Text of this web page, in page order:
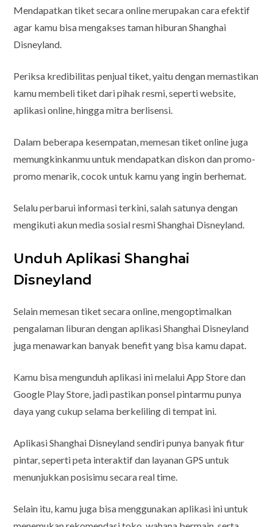
Mendapatkan tiket secara online merupakan cara efektif
agar kamu bisa mengakses taman hiburan Shanghai
Disneyland.
Periksa kredibilitas penjual tiket, yaitu dengan memastikan
kamu membeli tiket dari pihak resmi, seperti website,
aplikasi online, hingga mitra berlisensi.
Dalam beberapa kesempatan, memesan tiket online juga
memungkinkanmu untuk mendapatkan diskon dan promo-
promo menarik, cocok untuk kamu yang ingin berhemat.
Selalu perbarui informasi terkini, salah satunya dengan
mengikuti akun media sosial resmi Shanghai Disneyland.
Unduh Aplikasi Shanghai
Disneyland
Selain memesan tiket secara online, mengoptimalkan
pengalaman liburan dengan aplikasi Shanghai Disneyland
juga menawarkan banyak benefit yang bisa kamu dapat.
Kamu bisa mengunduh aplikasi ini melalui App Store dan
Google Play Store, jadi pastikan ponsel pintarmu punya
daya yang cukup selama berkeliling di tempat ini.
Aplikasi Shanghai Disneyland sendiri punya banyak fitur
pintar, seperti peta interaktif dan layanan GPS untuk
menunjukkan posisimu secara real time.
Selain itu, kamu juga bisa menggunakan aplikasi ini untuk